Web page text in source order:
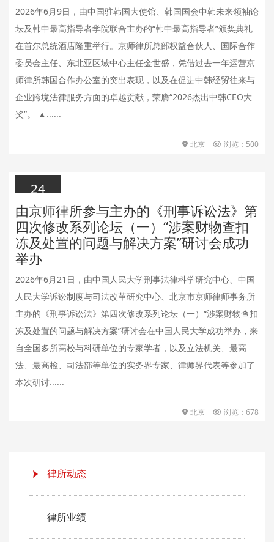
2026年6月9日，由中国驻韩国大使馆、韩国国会中韩未来领袖论
坛及韩中最高指导者学院联合主办的“韩中最高指导者”颁奖典礼
在首尔总统酒店隆重举行。京师律所总部权益合伙人、国际合作
委员会主任、东北亚区域中心主任金世盛，凭借过去一年运营京
师律所韩国合作办公室的突出表现，以及在促进中韩经贸往来与
企业跨境法律服务方面的卓越贡献，荣膺“2026杰出中韩CEO大
奖”。 ▲......
北京 浏览：500
24
2026.06.24
由京师律所参与主办的《刑事诉讼法》第
四次修改系列论坛（一）“涉案财物查扣
冻及处置的问题与解决方案”研讨会成功
举办
2026年6月21日，由中国人民大学刑事法律科学研究中心、中国
人民大学诉讼制度与司法改革研究中心、北京市京师律师事务所
主办的《刑事诉讼法》第四次修改系列论坛（一）“涉案财物查扣
冻及处置的问题与解决方案”研讨会在中国人民大学成功举办，来
自全国多所高校与科研单位的专家学者，以及立法机关、最高
法、最高检、司法部等单位的实务界专家、律师界代表等参加了
本次研讨......
北京 浏览：678
律所动态
律所业绩